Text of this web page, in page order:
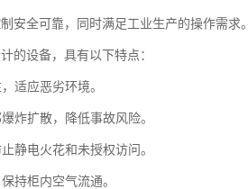
安全可靠，同时满足工业生产的操作需求。
的设备，具有以下特点：
适应恶劣环境。
炸扩散，降低事故风险。
静电火花和未授权访问。
持柜内空气流通。